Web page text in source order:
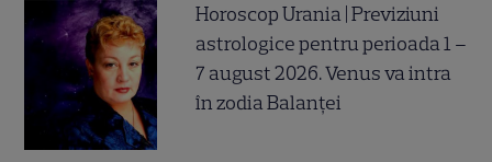
Horoscop Urania | Previziuni
astrologice pentru perioada 1 –
7 august 2026. Venus va intra
în zodia Balanței